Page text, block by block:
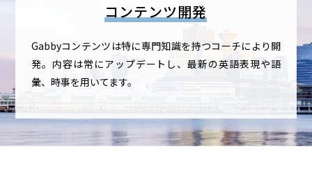
コンテンツ開発
Gabbyコンテンツは特に専門知識を持つコーチにより開
発。 内容は常にアップデートし、最新の英語表現や語
彙、時事を用いてます。